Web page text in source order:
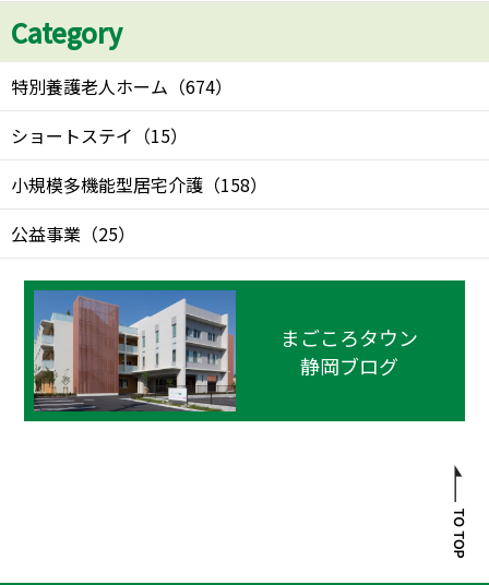
Category
特別養護老人ホーム （674）
ショートステイ （15）
小規模多機能型居宅介護 （158）
公益事業 （25）
まごころタウン
静岡ブログ